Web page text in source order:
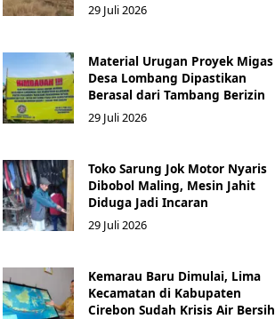
29 Juli 2026
Material Urugan Proyek Migas
Desa Lombang Dipastikan
Berasal dari Tambang Berizin
29 Juli 2026
Toko Sarung Jok Motor Nyaris
Dibobol Maling, Mesin Jahit
Diduga Jadi Incaran
29 Juli 2026
Kemarau Baru Dimulai, Lima
Kecamatan di Kabupaten
Cirebon Sudah Krisis Air Bersih